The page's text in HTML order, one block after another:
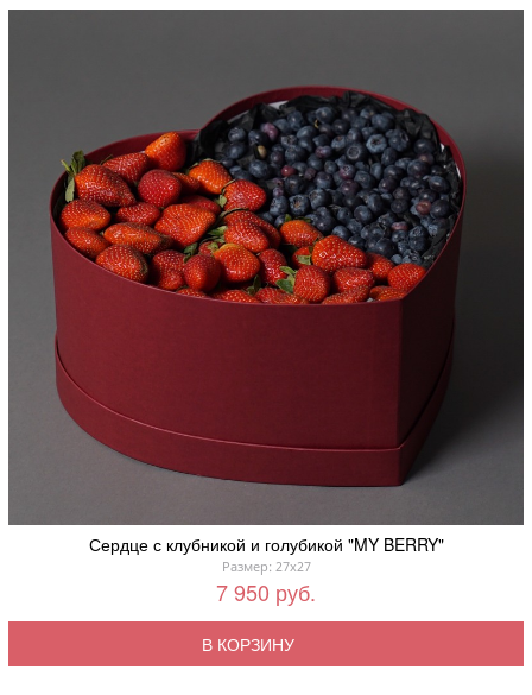
Сердце с клубникой и голубикой "MY BERRY"
Размер: 27x27
7 950 руб.
В КОРЗИНУ